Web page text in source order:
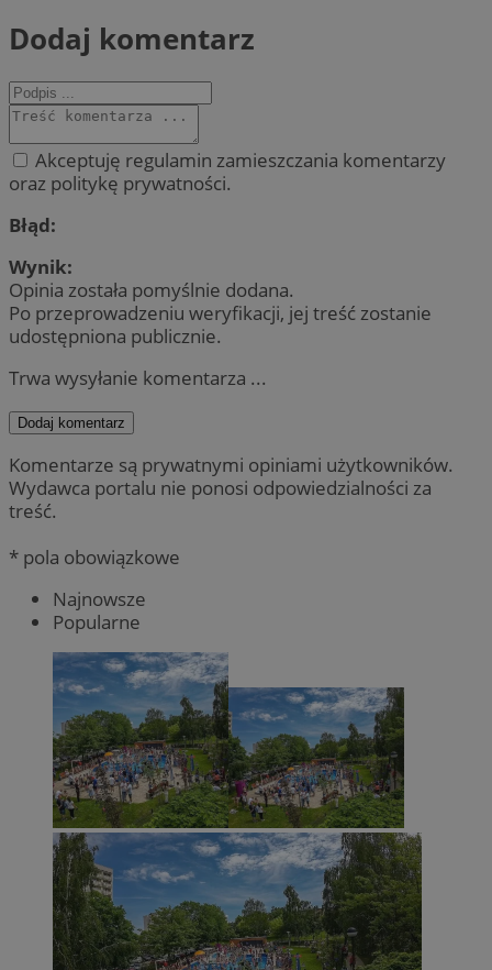
Dodaj komentarz
Akceptuję regulamin zamieszczania komentarzy
oraz politykę prywatności.
Błąd:
Wynik:
Opinia została pomyślnie dodana.
Po przeprowadzeniu weryfikacji, jej treść zostanie
udostępniona publicznie.
Trwa wysyłanie komentarza ...
Dodaj komentarz
Komentarze są prywatnymi opiniami użytkowników.
Wydawca portalu nie ponosi odpowiedzialności za
treść.
* pola obowiązkowe
Najnowsze
Popularne